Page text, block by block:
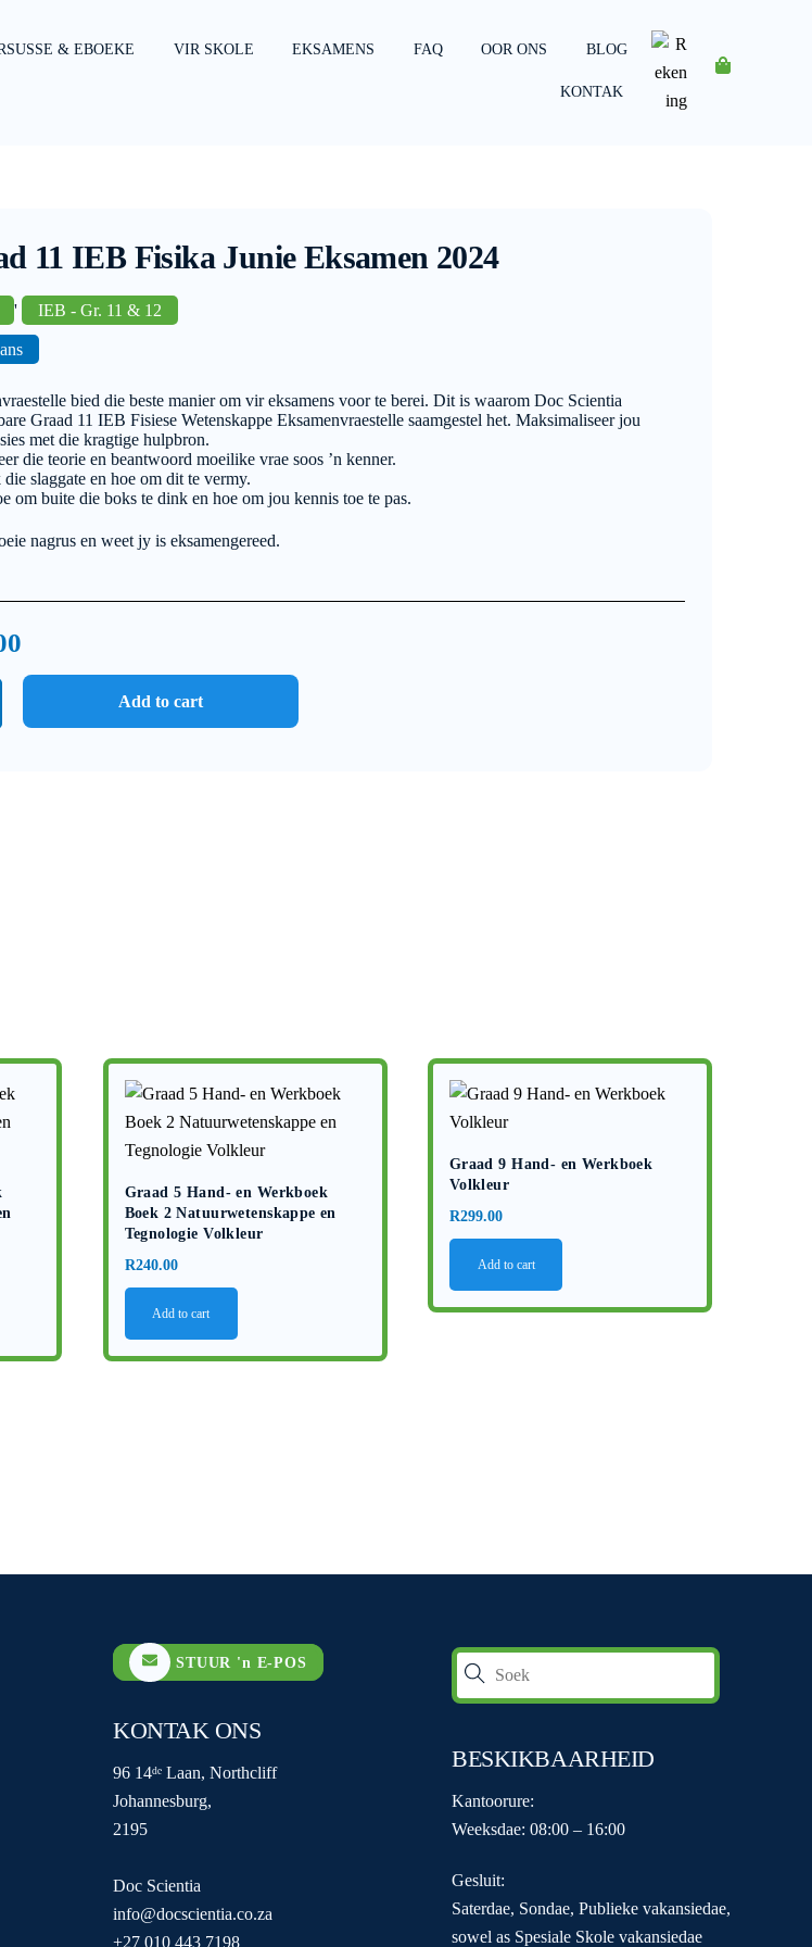
& EBOEKE VIR SKOLE EKSAMENS FAQ OOR ONS BLOG
KONTAK Rekening
11 IEB Fisika Junie Eksamen 2024
' IEB - Gr. 11 & 12
bied die beste manier om vir eksamens voor te berei. Dit is waarom Doc Scientia
Graad 11 IEB Fisiese Wetenskappe Eksamenvraestelle saamgestel het. Maksimaliseer jou
met die kragtige hulpbron.
die teorie en beantwoord moeilike vrae soos ’n kenner.
die slaggate en hoe om dit te vermy.
om buite die boks te dink en hoe om jou kennis toe te pas.
nagrus en weet jy is eksamengereed.
Add to cart
Graad 5 Hand- en Werkboek
Boek 2 Natuurwetenskappe en
Tegnologie Volkleur
R240.00
Add to cart
Graad 9 Hand- en Werkboek
Volkleur
R299.00
Add to cart
STUUR 'n E-POS
KONTAK ONS
96 14ᵈᵉ Laan, Northcliff
Johannesburg,
2195
Doc Scientia
info@docscientia.co.za
+27 010 443 7198
BESKIKBAARHEID
Kantoorure:
Weeksdae: 08:00 – 16:00
Gesluit:
Saterdae, Sondae, Publieke vakansiedae,
sowel as Spesiale Skole vakansiedae